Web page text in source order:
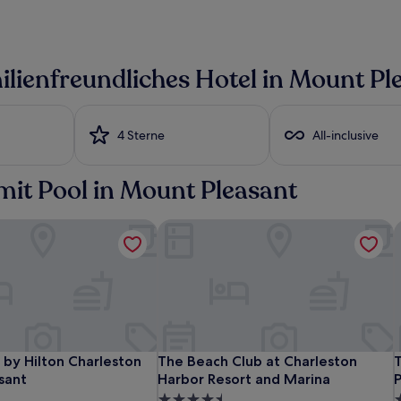
Hotel in Mount
4 Sterne All-inclusive
Pool in Mount Pleasant
Comfort
Inn
DoubleTree
by
by Hilton Charleston
Hilton Charleston Mount Pleasant
by Hilton Charleston Mount Pleasant
The
Beach
The Beach Club at Charleston
Harbor Resort and Marina
The Beach Club at Charleston
The Beach Club at Charleston Harbor